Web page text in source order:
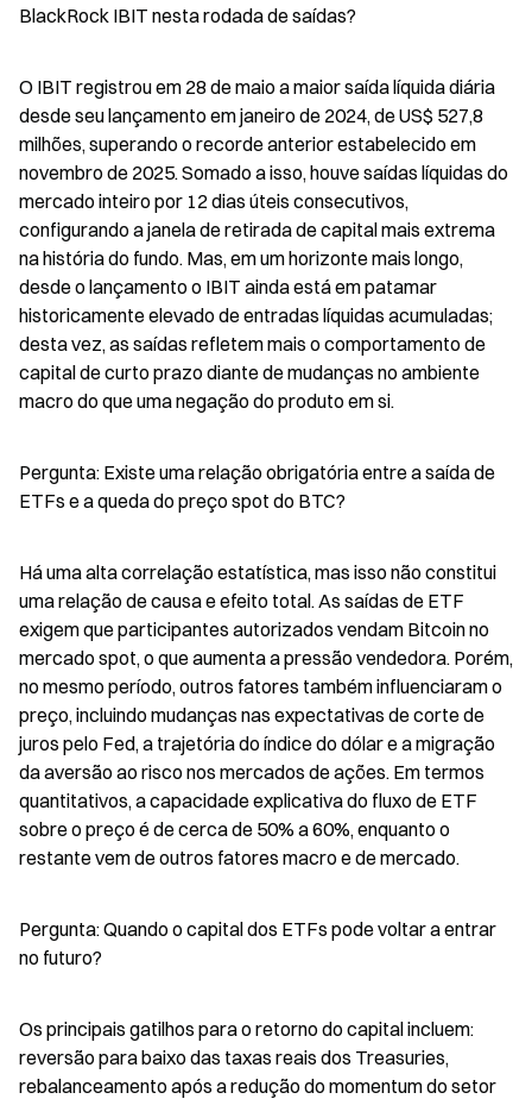
BlackRock IBIT nesta rodada de saídas?
O IBIT registrou em 28 de maio a maior saída líquida diária
desde seu lançamento em janeiro de 2024, de US$ 527,8
milhões, superando o recorde anterior estabelecido em
novembro de 2025. Somado a isso, houve saídas líquidas do
mercado inteiro por 12 dias úteis consecutivos,
configurando a janela de retirada de capital mais extrema
na história do fundo. Mas, em um horizonte mais longo,
desde o lançamento o IBIT ainda está em patamar
historicamente elevado de entradas líquidas acumuladas;
desta vez, as saídas refletem mais o comportamento de
capital de curto prazo diante de mudanças no ambiente
macro do que uma negação do produto em si.
Pergunta: Existe uma relação obrigatória entre a saída de
ETFs e a queda do preço spot do BTC?
Há uma alta correlação estatística, mas isso não constitui
uma relação de causa e efeito total. As saídas de ETF
exigem que participantes autorizados vendam Bitcoin no
mercado spot, o que aumenta a pressão vendedora. Porém,
no mesmo período, outros fatores também influenciaram o
preço, incluindo mudanças nas expectativas de corte de
juros pelo Fed, a trajetória do índice do dólar e a migração
da aversão ao risco nos mercados de ações. Em termos
quantitativos, a capacidade explicativa do fluxo de ETF
sobre o preço é de cerca de 50% a 60%, enquanto o
restante vem de outros fatores macro e de mercado.
Pergunta: Quando o capital dos ETFs pode voltar a entrar
no futuro?
Os principais gatilhos para o retorno do capital incluem:
reversão para baixo das taxas reais dos Treasuries,
rebalanceamento após a redução do momentum do setor